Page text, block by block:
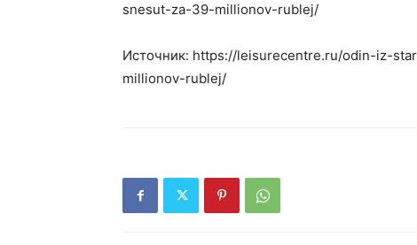
snesut-za-39-millionov-rublej/
Источник: https://leisurecentre.ru/odin-iz-
millionov-rublej/